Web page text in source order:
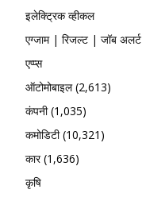
इलेक्ट्रिक व्हीकल
एग्जाम | रिजल्ट | जॉब अलर्ट
एप्प्स
ऑटोमोबाइल(2,613)
कंपनी(1,035)
कमोडिटी(10,321)
कार(1,636)
कृषि